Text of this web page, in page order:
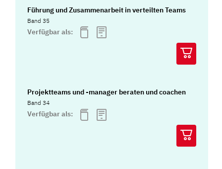
Führung und Zusammenarbeit in verteilten Teams
Band 35
Verfügbar als:
Projektteams und -manager beraten und coachen
Band 34
Verfügbar als: